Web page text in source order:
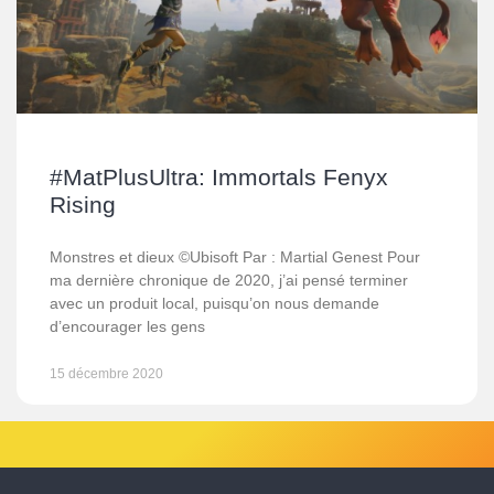
#MatPlusUltra: Immortals Fenyx
Rising
Monstres et dieux ©Ubisoft Par : Martial Genest Pour
ma dernière chronique de 2020, j’ai pensé terminer
avec un produit local, puisqu’on nous demande
d’encourager les gens
15 décembre 2020